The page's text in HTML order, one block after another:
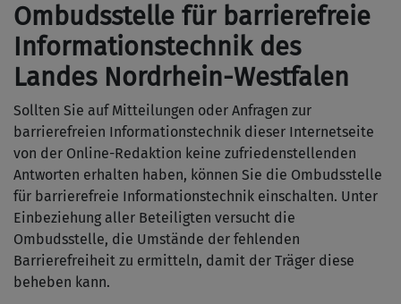
Ombudsstelle für barrierefreie
Informationstechnik des
Landes Nordrhein-Westfalen
Sollten Sie auf Mitteilungen oder Anfragen zur
barrierefreien Informationstechnik dieser Internetseite
von der Online-Redaktion keine zufriedenstellenden
Antworten erhalten haben, können Sie die Ombudsstelle
für barrierefreie Informationstechnik einschalten. Unter
Einbeziehung aller Beteiligten versucht die
Ombudsstelle, die Umstände der fehlenden
Barrierefreiheit zu ermitteln, damit der Träger diese
beheben kann.